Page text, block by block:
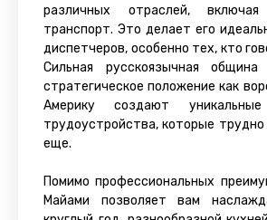
различных отраслей,
транспорт. Это делает его
диспетчеров, особенно тех, кто
Сильная русскоязычная
стратегическое положение как
Америку создают
трудоустройства, которые
еще.
Помимо профессиональных
Майами позволяет вам